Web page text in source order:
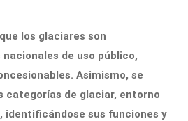
los glaciares son
de uso público,
Asimismo, se
categorías de glaciar, entorno
identificándose sus funciones y